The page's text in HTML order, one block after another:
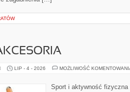
LIP - 4 - 2026 MOŻLIWOŚĆ
Sport i aktywność